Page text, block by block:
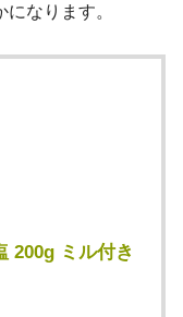
なります。
200g ミル付き